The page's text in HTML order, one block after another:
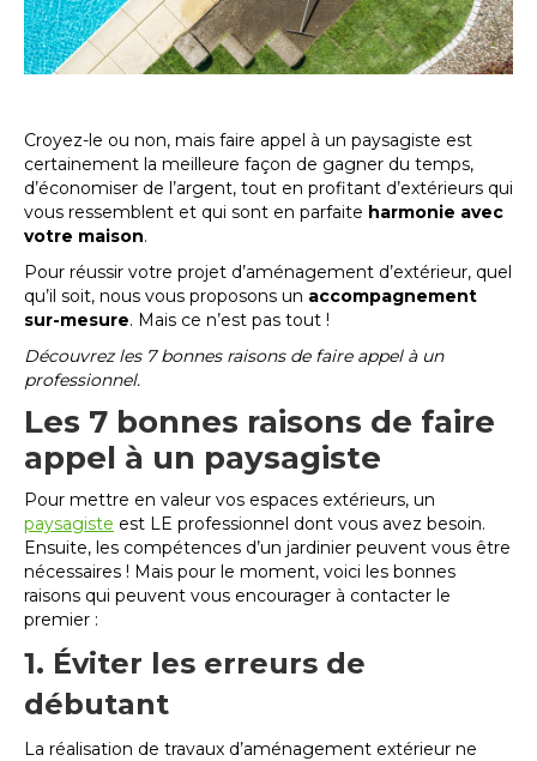
Croyez-le ou non, mais faire appel à un paysagiste est
certainement la meilleure façon de gagner du temps,
d’économiser de l’argent, tout en profitant d’extérieurs qui
vous ressemblent et qui sont en parfaite harmonie avec
votre maison.
Pour réussir votre projet d’aménagement d’extérieur, quel
qu’il soit, nous vous proposons un accompagnement
sur-mesure. Mais ce n’est pas tout !
Découvrez les 7 bonnes raisons de faire appel à un
professionnel.
Les 7 bonnes raisons de faire
appel à un paysagiste
Pour mettre en valeur vos espaces extérieurs, un
paysagiste est LE professionnel dont vous avez besoin.
Ensuite, les compétences d’un jardinier peuvent vous être
nécessaires ! Mais pour le moment, voici les bonnes
raisons qui peuvent vous encourager à contacter le
premier :
1. Éviter les erreurs de
débutant
La réalisation de travaux d’aménagement extérieur ne